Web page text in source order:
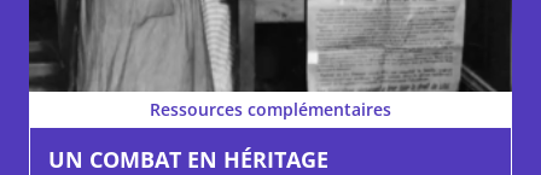
Ressources complémentaires
UN COMBAT EN HÉRITAGE